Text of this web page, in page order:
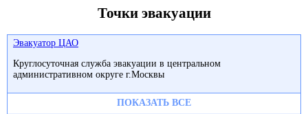
Точки эвакуации
Эвакуатор ЦАО
Круглосуточная служба эвакуации в центральном
административном округе г.Москвы
ПОКАЗАТЬ ВСЕ